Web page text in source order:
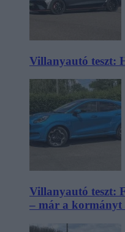
Villanyautó teszt:
Villanyautó teszt:
– már a kormányt